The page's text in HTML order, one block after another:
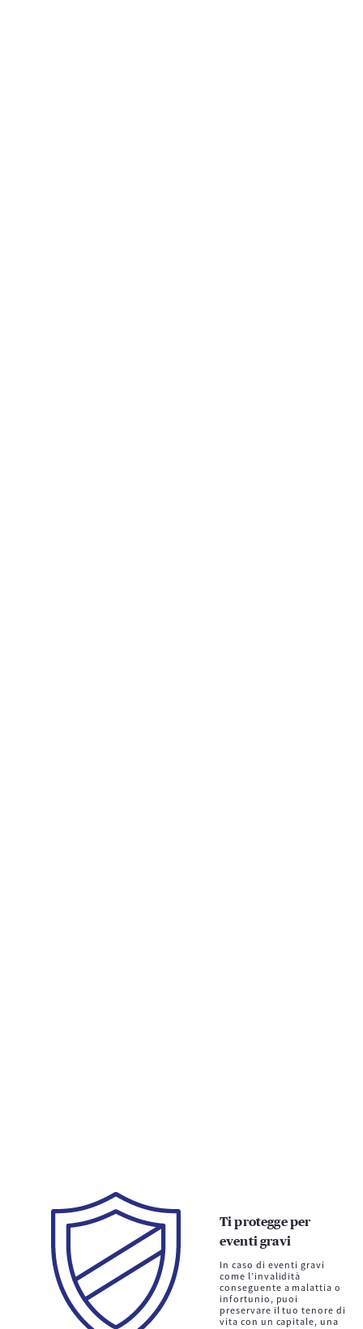
Ti protegge per
eventi gravi
In caso di eventi gravi
come l’invalidità
conseguente a malattia o
infortunio, puoi
preservare il tuo tenore di
vita con un capitale, una